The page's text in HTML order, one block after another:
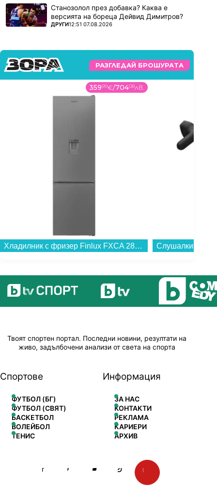
Станозолол през добавка? Каква е
версията на бореца Дейвид Димитров?
ПОВЕЧЕ ОТ
ДРУГИ12:51 07.08.2026
РАЗГЛЕДАЙ БРОШУРАТА
35999€/70408лв.
Хладилник с фризер Finlux FXCA 28900 NFE , 270 l, E , No Frost , Инокс...
Твоят спортен портал. Последни новини, резултати на
живо, задълбочени анализи от света на спорта
Спортове
ФУТБОЛ (БГ)
ФУТБОЛ (СВЯТ)
БАСКЕТБОЛ
ВОЛЕЙБОЛ
ТЕНИС
Информация
ЗА НАС
КОНТАКТИ
РЕКЛАМА
КАРИЕРИ
АРХИВ